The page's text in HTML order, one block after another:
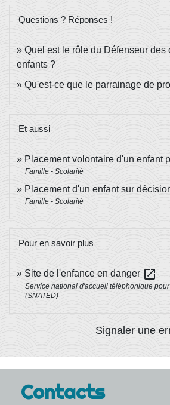
Questions ? Réponses !
Quel est le rôle du Défenseur des
enfants ?
Qu'est-ce que le parrainage de
Et aussi
Placement volontaire d'un enfant
Famille - Scolarité
Placement d'un enfant sur
Famille - Scolarité
Pour en savoir plus
Site de l'enfance en danger open_in_new
Service national d'accueil téléphonique
(SNATED)
Signaler une
Contacts